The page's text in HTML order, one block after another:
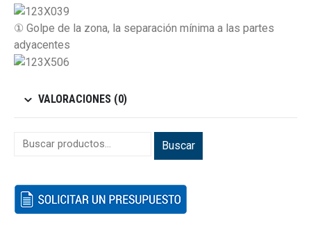
① Golpe de la zona, la separación mínima a las partes
adyacentes
VALORACIONES (0)
Buscar